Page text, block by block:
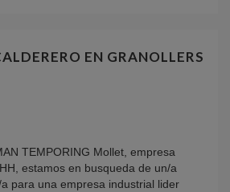
EN GRANOLLERS
TEMPORING Mollet, empresa
estamos en busqueda de un/a
para una empresa industrial lider